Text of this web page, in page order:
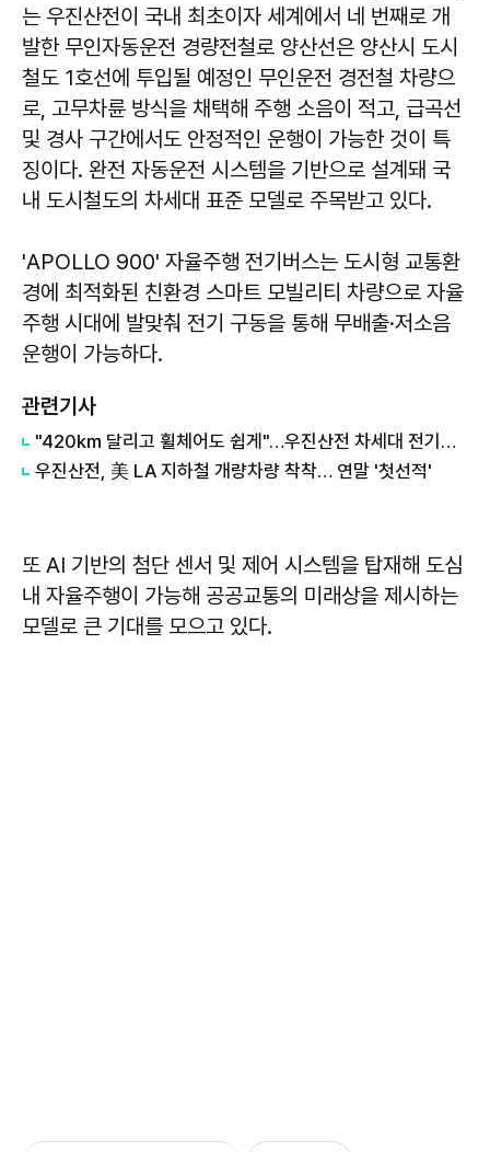
는 우진산전이 국내 최초이자 세계에서 네 번째로 개
발한 무인자동운전 경량전철로 양산선은 양산시 도시
철도 1호선에 투입될 예정인 무인운전 경전철 차량으
로, 고무차륜 방식을 채택해 주행 소음이 적고, 급곡선
및 경사 구간에서도 안정적인 운행이 가능한 것이 특
징이다. 완전 자동운전 시스템을 기반으로 설계돼 국
내 도시철도의 차세대 표준 모델로 주목받고 있다.
'APOLLO 900' 자율주행 전기버스는 도시형 교통환
경에 최적화된 친환경 스마트 모빌리티 차량으로 자율
주행 시대에 발맞춰 전기 구동을 통해 무배출·저소음
운행이 가능하다.
관련기사
"420㎞ 달리고 휠체어도 쉽게"…우진산전 차세대 전기버스 개발
우진산전, 美 LA 지하철 개량차량 착착… 연말 '첫선적'
또 AI 기반의 첨단 센서 및 제어 시스템을 탑재해 도심
내 자율주행이 가능해 공공교통의 미래상을 제시하는
모델로 큰 기대를 모으고 있다.